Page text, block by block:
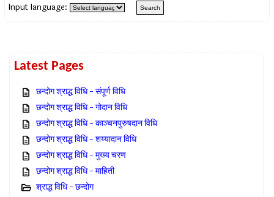
Input language:
Latest Pages
छन्दोग श्राद्ध विधि – संपूर्ण विधि
छन्दोग श्राद्ध विधि – गोदान विधि
छन्दोग श्राद्ध विधि – काञ्चनपुरुषदान विधि
छन्दोग श्राद्ध विधि – शय्यादान विधि
छन्दोग श्राद्ध विधि – मुख्य चरण
छन्दोग श्राद्ध विधि – माहिती
श्राद्ध विधि – छन्दोग